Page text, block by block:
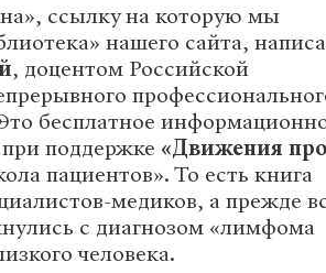
ссылку на которую мы
нашего сайта,
, доцентом Российской
бесплатное
поддержке «Движения
пациентов». То есть книга
медиков, а прежде
с диагнозом «лимфома
человека.